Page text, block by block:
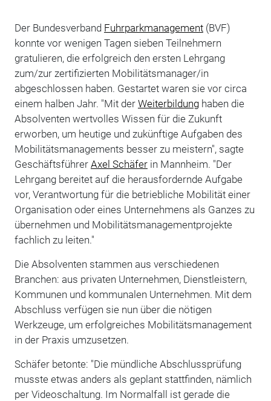
Der Bundesverband Fuhrparkmanagement(BVF)
konnte vor wenigen Tagen sieben Teilnehmern
gratulieren, die erfolgreich den ersten Lehrgang
zum/zur zertifizierten Mobilitätsmanager/in
abgeschlossen haben. Gestartet waren sie vor circa
einem halben Jahr. "Mit der Weiterbildunghaben die
Absolventen wertvolles Wissen für die Zukunft
erworben, um heutige und zukünftige Aufgaben des
Mobilitätsmanagements besser zu meistern", sagte
Geschäftsführer Axel Schäferin Mannheim. "Der
Lehrgang bereitet auf die herausfordernde Aufgabe
vor, Verantwortung für die betriebliche Mobilität einer
Organisation oder eines Unternehmens als Ganzes zu
übernehmen und Mobilitätsmanagementprojekte
fachlich zu leiten."
Die Absolventen stammen aus verschiedenen
Branchen: aus privaten Unternehmen, Dienstleistern,
Kommunen und kommunalen Unternehmen. Mit dem
Abschluss verfügen sie nun über die nötigen
Werkzeuge, um erfolgreiches Mobilitätsmanagement
in der Praxis umzusetzen.
Schäfer betonte: "Die mündliche Abschlussprüfung
musste etwas anders als geplant stattfinden, nämlich
per Videoschaltung. Im Normalfall ist gerade die